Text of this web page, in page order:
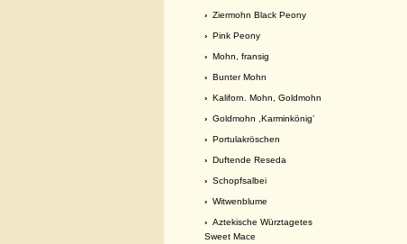
› Ziermohn Black Peony
› Pink Peony
› Mohn, fransig
› Bunter Mohn
› Kaliforn. Mohn, Goldmohn
› Goldmohn ,Karminkönig’
› Portulakröschen
› Duftende Reseda
› Schopfsalbei
› Witwenblume
› Aztekische Würztagetes
Sweet Mace